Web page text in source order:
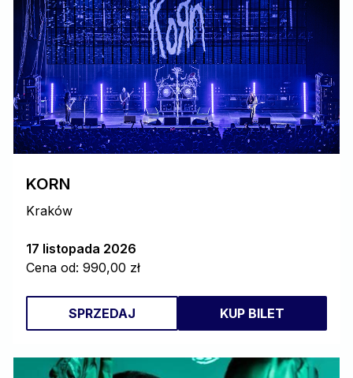
KORN
Kraków
17 listopada 2026
Cena od: 990,00 zł
SPRZEDAJ KUP BILET